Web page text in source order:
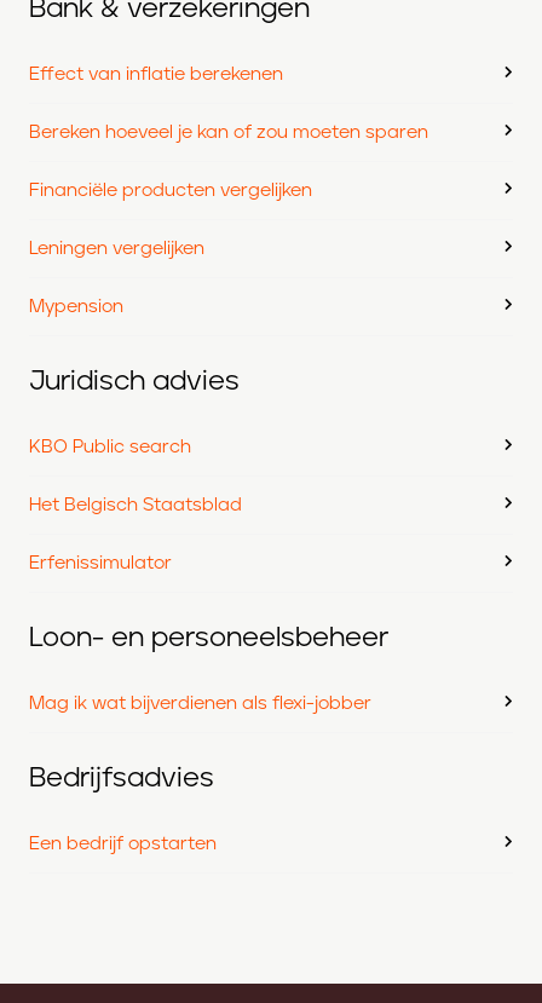
Bank & verzekeringen
Effect van inflatie berekenen
Bereken hoeveel je kan of zou moeten sparen
Financiële producten vergelijken
Leningen vergelijken
Mypension
Juridisch advies
KBO Public search
Het Belgisch Staatsblad
Erfenissimulator
Loon- en personeelsbeheer
Mag ik wat bijverdienen als flexi-jobber
Bedrijfsadvies
Een bedrijf opstarten